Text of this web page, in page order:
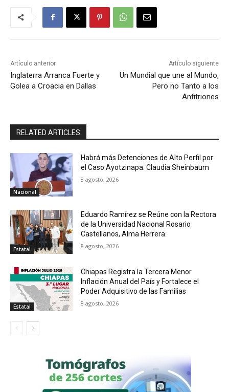
Artículo anterior
Inglaterra Arranca Fuerte y
Golea a Croacia en Dallas
Artículo siguiente
Un Mundial que une al Mundo,
Pero no Tanto a los
Anfitriones
RELATED ARTICLES
Nacional
Habrá más Detenciones de Alto Perfil por
el Caso Ayotzinapa: Claudia Sheinbaum
8 agosto, 2026
Estatal
Eduardo Ramírez se Reúne con la Rectora
de la Universidad Nacional Rosario
Castellanos, Alma Herrera.
8 agosto, 2026
Estatal
Chiapas Registra la Tercera Menor
Inflación Anual del País y Fortalece el
Poder Adquisitivo de las Familias
8 agosto, 2026